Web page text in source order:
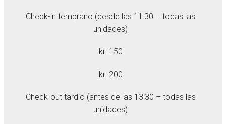
Check-in temprano (desde las 11:30 – todas las
unidades)
kr. 150
kr. 200
Check-out tardío (antes de las 13:30 – todas las
unidades)